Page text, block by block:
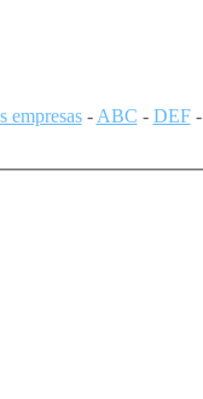
empresas- ABC - DEF-